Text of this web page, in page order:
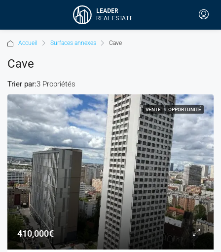
Accueil Surfaces annexes Cave
Cave
3 Propriétés
Trier par:
VENTE OPPORTUNITÉ
410,000€